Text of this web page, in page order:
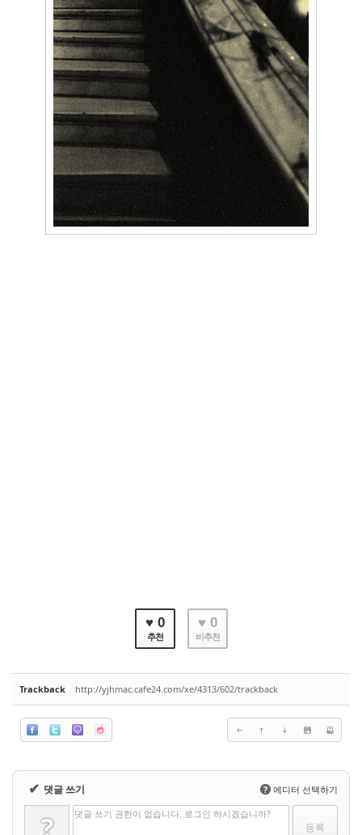
♥ 0
추천
♥ 0
비추천
Trackback http://yjhmac.cafe24.com/xe/4313/602/trackback
✔ 댓글 쓰기 ? 에디터 선택하기
? 댓글 쓰기 권한이 없습니다. 로그인 하시겠습니까?